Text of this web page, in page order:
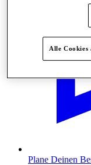
Plane Deinen
Alle Cookies